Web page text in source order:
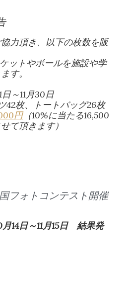
力頂き、以下の枚数を販
ットやボールを施設や学
す。
～11月30日
枚、トートバッグ26枚
円（10%に当たる16,500
て頂きます）
フォトコンテスト開催
14日～11月15日結果発